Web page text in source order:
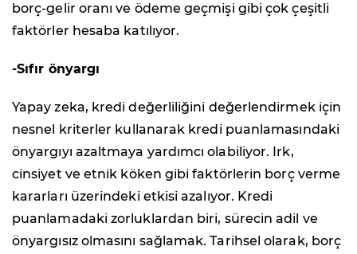
borç-gelir oranı ve ödeme geçmişi gibi çok çeşitli
faktörler hesaba katılıyor.
-Sıfır önyargı
Yapay zeka, kredi değerliliğini değerlendirmek için
nesnel kriterler kullanarak kredi puanlamasındaki
önyargıyı azaltmaya yardımcı olabiliyor. Irk,
cinsiyet ve etnik köken gibi faktörlerin borç verme
kararları üzerindeki etkisi azalıyor. Kredi
puanlamadaki zorluklardan biri, sürecin adil ve
önyargısız olmasını sağlamak. Tarihsel olarak, borç